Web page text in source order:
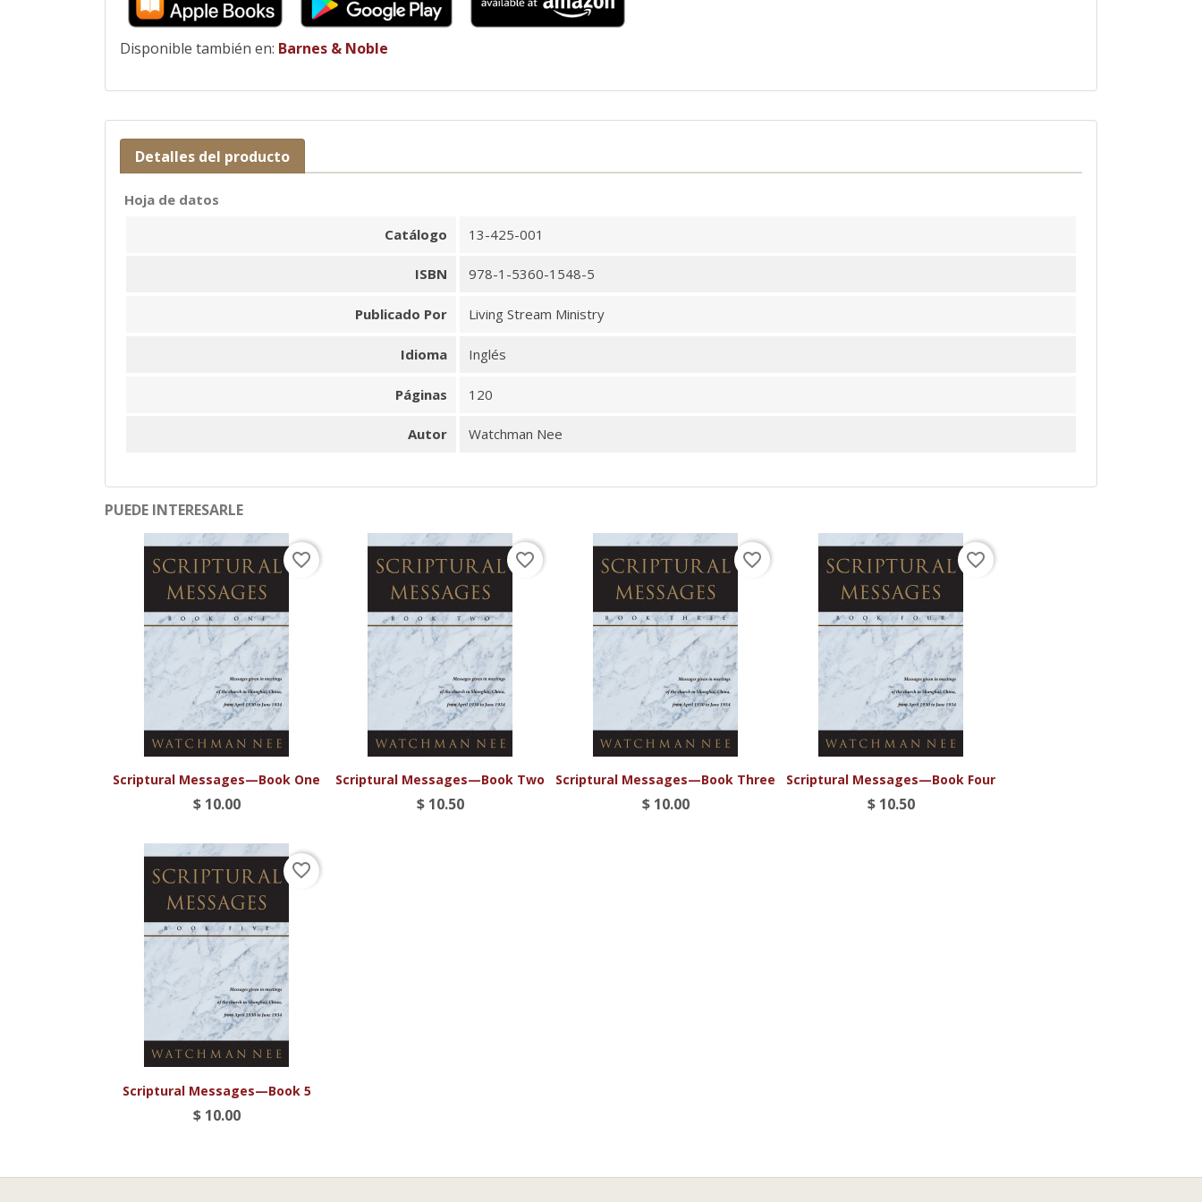
Disponible también en: Barnes & Noble
Detalles del producto
Hoja de datos
Catálogo
13-425-001
ISBN 978-1-5360-1548-5
Publicado Por Living Stream Ministry
Idioma Inglés
Páginas 120
Autor Watchman Nee
PUEDE INTERESARLE
Vista rápida
Scriptural Messages—Book One
$ 10.00
favorite_border
Vista rápida
Scriptural Messages—Book Two
$ 10.50
favorite_border
Vista rápida
Scriptural Messages—Book Three
$ 10.00
favorite_border
Vista rápida
Scriptural Messages—Book Four
$ 10.50
favorite_border
Vista rápida
Scriptural Messages—Book 5
$ 10.00
favorite_border